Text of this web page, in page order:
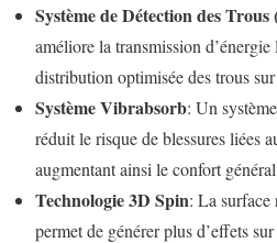
Système de Détection des Trous
améliore la transmission
distribution optimisée des trous
Système Vibrabsorb: Un
réduit le risque de blessures liées
augmentant ainsi le confort
Technologie 3D Spin: La surface
permet de générer plus d’effets